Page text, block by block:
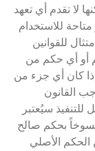
لا تقدم أي تعهد
للاستخدام
للقوانين
أو أي حكم من
كان أي جزء من
القانون
للتنفيذ سيُعتبر
بحكم صالح
الحكم الأصلي